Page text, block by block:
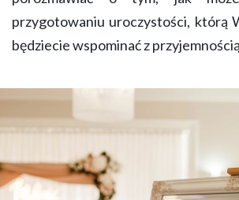
przygotowaniu uroczystości, którą
będziecie wspominać z